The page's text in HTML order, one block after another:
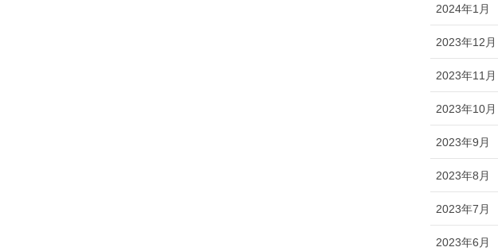
2024年1月
2023年12月
2023年11月
2023年10月
2023年9月
2023年8月
2023年7月
2023年6月